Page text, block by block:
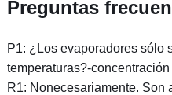
Preguntas
P1: ¿Los evaporadores sólo
temperaturas?-
R1: Nonecesariamente. Son